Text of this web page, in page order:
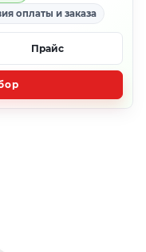
оплаты и заказа
Прайс